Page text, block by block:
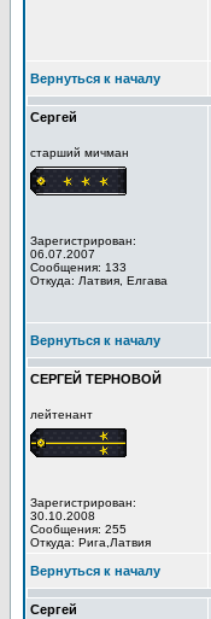
Вернуться к началу
Сергей
старший мичман
Зарегистрирован:
06.07.2007
Сообщения: 133
Откуда: Латвия, Елгава
Вернуться к началу
СЕРГЕЙ ТЕРНОВОЙ
лейтенант
Зарегистрирован:
30.10.2008
Сообщения: 255
Откуда: Рига,Латвия
Вернуться к началу
Сергей